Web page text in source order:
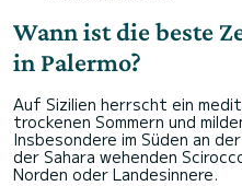
Wann ist die beste
in Palermo?
Auf Sizilien herrscht ein
trockenen Sommern und
Insbesondere im Süden an
der Sahara wehenden
Norden oder Landesinnere.